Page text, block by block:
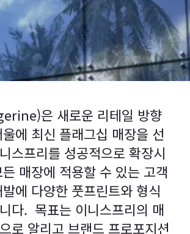
은 새로운 리테일 방향
에 최신 플래그십 매장을 선
스프리를 성공적으로 확장시
매장에 적용할 수 있는 고객
에 다양한 풋프린트와 형식
다. 목표는 이니스프리의 매
로 알리고 브랜드 프로포지션